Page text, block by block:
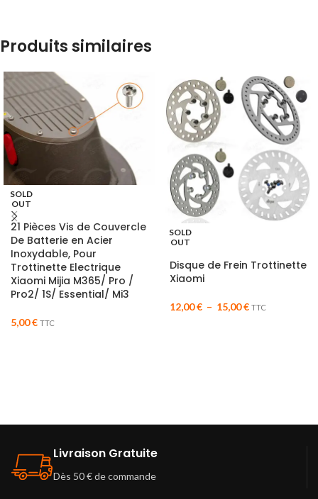
Produits similaires
SOLD
OUT
21 Pièces Vis de Couvercle
De Batterie en Acier
Inoxydable, Pour
Trottinette Electrique
Xiaomi Mijia M365/ Pro /
Pro2/ 1S/ Essential/ Mi3
5,00€ TTC
SOLD
OUT
Disque de Frein Trottinette
Xiaomi
12,00€ – 15,00€ TTC
Livraison Gratuite
Dès 50 € de commande